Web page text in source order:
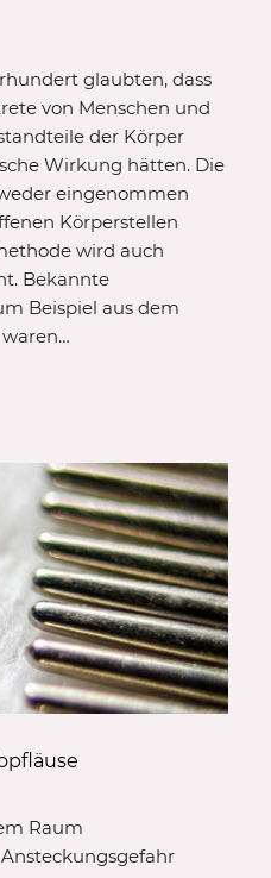
glaubten, dass
von Menschen und
der Körper
Wirkung hätten. Die
eingenommen
Körperstellen
wird auch
Bekannte
Beispiel aus dem
Raum